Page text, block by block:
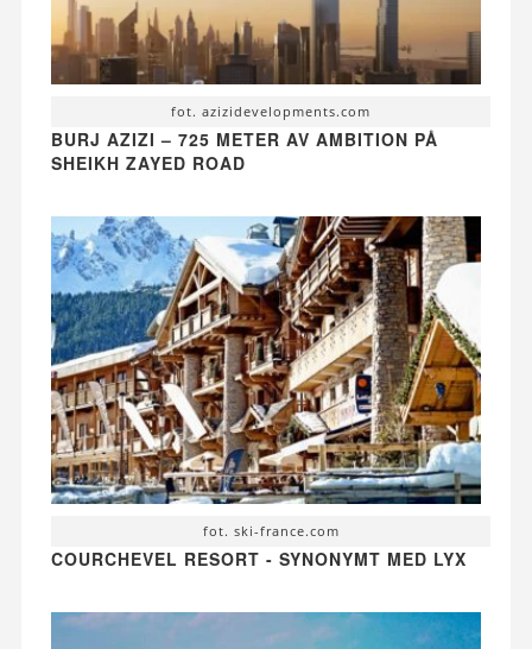
fot. azizidevelopments.com
BURJ AZIZI – 725 METER AV AMBITION PÅ
SHEIKH ZAYED ROAD
fot. ski-france.com
COURCHEVEL RESORT - SYNONYMT MED LYX